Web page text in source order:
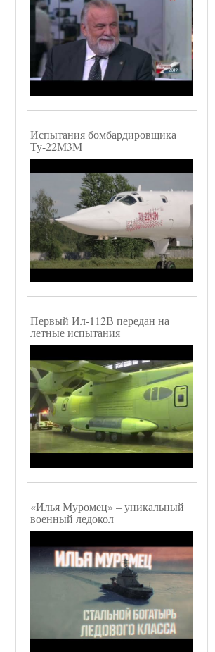
Испытания бомбардировщика
Ту-22М3М
Первый Ил-112В передан на
летные испытания
«Илья Муромец» – уникальный
военный ледокол